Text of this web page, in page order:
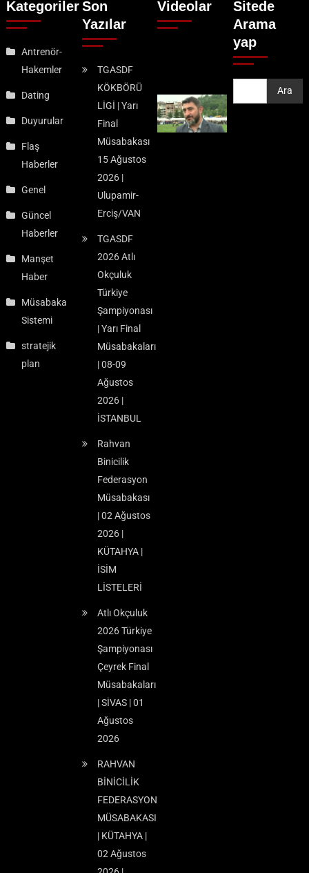
Kategoriler
Antrenör-
Hakemler
Dating
Duyurular
Flaş
Haberler
Genel
Güncel
Haberler
Manşet
Haber
Müsabaka
Sistemi
stratejik
plan
Son
Yazılar
TGASDF
KÖKBÖRÜ
LİGİ | Yarı
Final
Müsabakası
15 Ağustos
2026 |
Ulupamir-
Erciş/VAN
TGASDF
2026 Atlı
Okçuluk
Türkiye
Şampiyonası
| Yarı Final
Müsabakaları
| 08-09
Ağustos
2026 |
İSTANBUL
Rahvan
Binicilik
Federasyon
Müsabakası
| 02 Ağustos
2026 |
KÜTAHYA |
İSİM
LİSTELERİ
Atlı Okçuluk
2026 Türkiye
Şampiyonası
Çeyrek Final
Müsabakaları
| SİVAS | 01
Ağustos
2026
RAHVAN
BİNİCİLİK
FEDERASYON
MÜSABAKASI
| KÜTAHYA |
02 Ağustos
Videolar
Sitede
Arama
yap
Ara